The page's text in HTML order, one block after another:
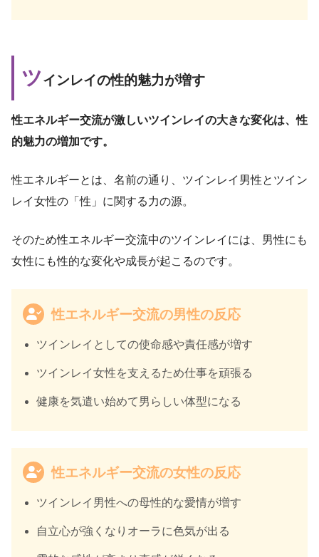
ツインレイの性的魅力が増す
性エネルギー交流が激しいツインレイの大きな変化は、性
的魅力の増加です。
性エネルギーとは、名前の通り、ツインレイ男性とツイン
レイ女性の「性」に関する力の源。
そのため性エネルギー交流中のツインレイには、男性にも
女性にも性的な変化や成長が起こるのです。
性エネルギー交流の男性の反応
ツインレイとしての使命感や責任感が増す
ツインレイ女性を支えるため仕事を頑張る
健康を気遣い始めて男らしい体型になる
性エネルギー交流の女性の反応
ツインレイ男性への母性的な愛情が増す
自立心が強くなりオーラに色気が出る